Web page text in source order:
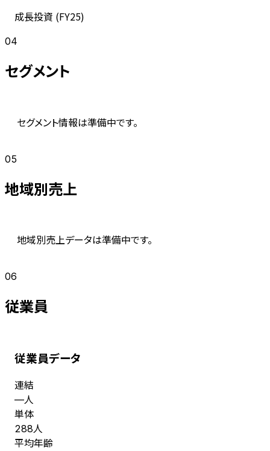
成長投資 (FY25)
04
セグメント
セグメント情報は準備中です。
05
地域別売上
地域別売上データは準備中です。
06
従業員
従業員データ
連結
—人
単体
288人
平均年齢